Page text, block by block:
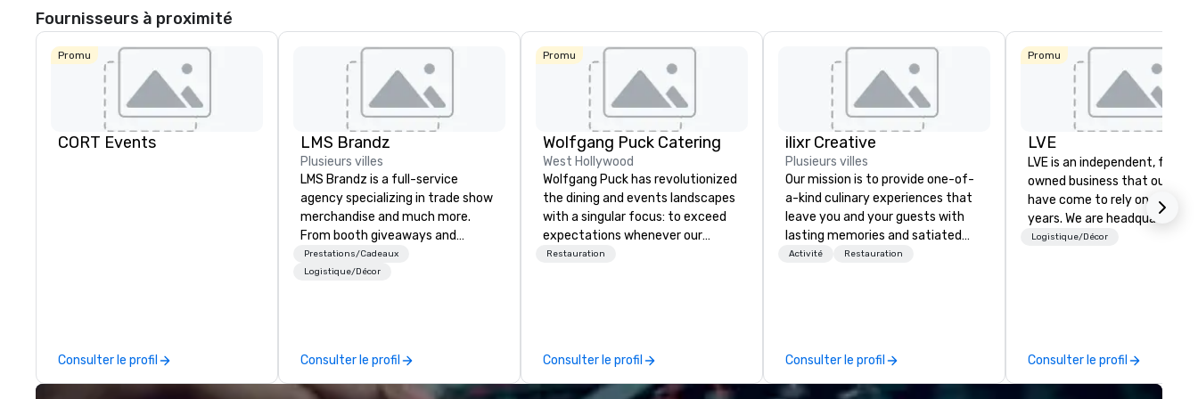
& Suites by
Wyndham
Dallas North
Central
Fournisseurs à proximité
Promu
CORT Events
Consulter le profil
LMS Brandz
Plusieurs villes
LMS Brandz is a full-service
agency specializing in trade show
merchandise and much more.
From booth giveaways and
branded apparel to executive
gifting, displays, banners, signage,
choose from, our 20+ years of
industry experience and
Prestations/Cadeaux
Logistique/Décor
Consulter le profil
Promu
Wolfgang Puck Catering
West Hollywood
Wolfgang Puck has revolutionized
the dining and events landscapes
with a singular focus: to exceed
expectations whenever our
guests gather for a meal.
team continues to set the
standard for culinary excellence,
Restauration
Consulter le profil
ilixr Creative
Plusieurs villes
Our mission is to provide one-of-
a-kind culinary experiences that
leave you and your guests with
lasting memories and satiated
palates. Every detail is
brings a level of excellence rarely
found in the catering industry.
Activité Restauration
Consulter le profil
Promu
LVE
LVE is an independent, family
owned business that our
have come to rely on for
years. We are headquartered
Las Vegas and have satellite
contracting, custom exhibit
building, graphic design,
Logistique/Décor
Consulter le profil